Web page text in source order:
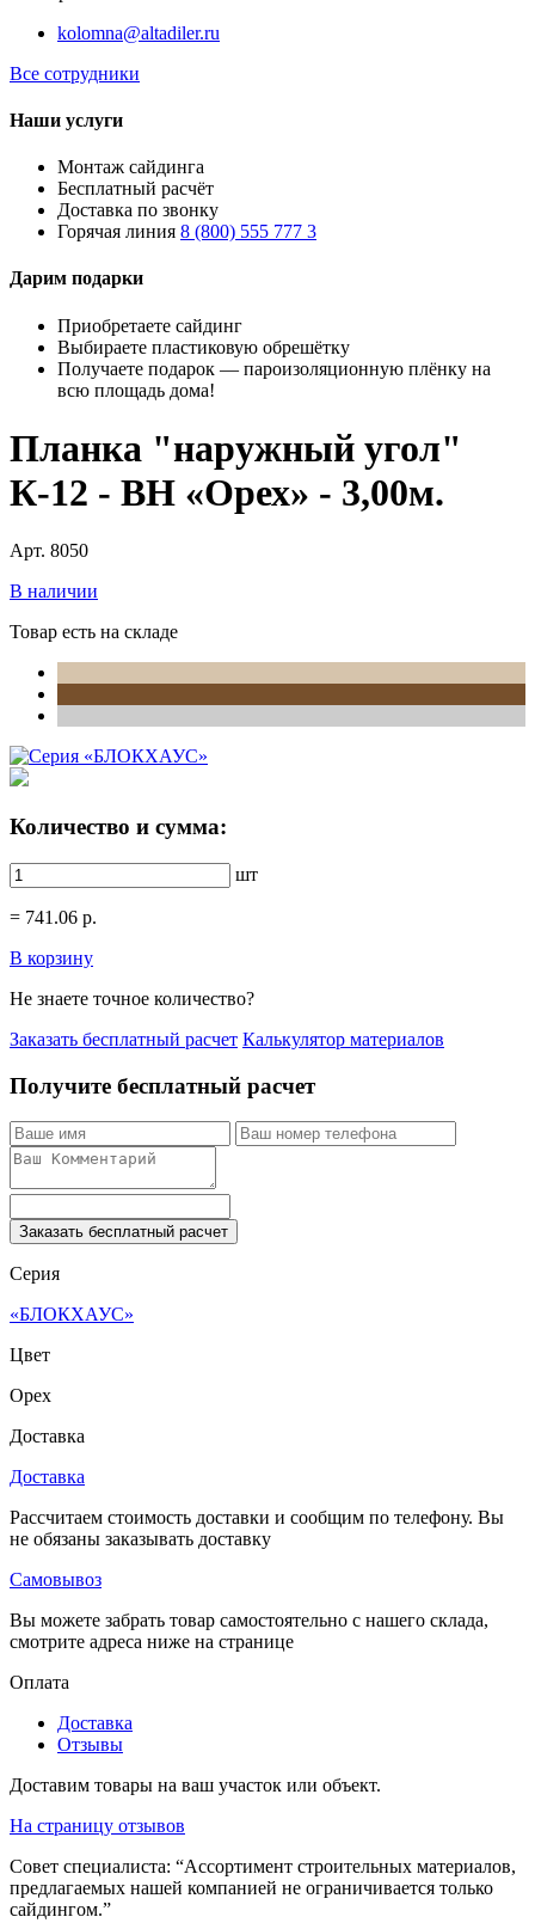
kolomna@altadiler.ru
Все сотрудники
Наши услуги
Монтаж сайдинга
Бесплатный расчёт
Доставка по звонку
Горячая линия 8 (800) 555 777 3
Дарим подарки
Приобретаете сайдинг
Выбираете пластиковую обрешётку
Получаете подарок — пароизоляционную плёнку на
всю площадь дома!
Планка "наружный угол"
К-12 - ВН «Орех» - 3,00м.
Арт. 8050
В наличии
Товар есть на складе
Количество и сумма:
шт
= 741.06 р.
В корзину
Не знаете точное количество?
Заказать бесплатный расчет Калькулятор материалов
Получите бесплатный расчет
Заказать бесплатный расчет
Серия
«БЛОКХАУС»
Цвет
Орех
Доставка
Доставка
Рассчитаем стоимость доставки и сообщим по телефону. Вы
не обязаны заказывать доставку
Самовывоз
Вы можете забрать товар самостоятельно с нашего склада,
смотрите адреса ниже на странице
Оплата
Доставка
Отзывы
Доставим товары на ваш участок или объект.
На страницу отзывов
Совет специалиста: “Ассортимент строительных материалов,
предлагаемых нашей компанией не ограничивается только
сайдингом.”